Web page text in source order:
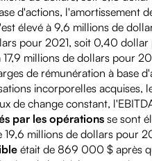
d'actions, l'amortissement
élevé à 9,6 millions de
pour 2021, soit 0,40 dollar
17,9 millions de dollars pour
de rémunération à base
incorporelles
de change constant,
par les opérationsse sont
millions de dollars pour
était de 869 000 $ après